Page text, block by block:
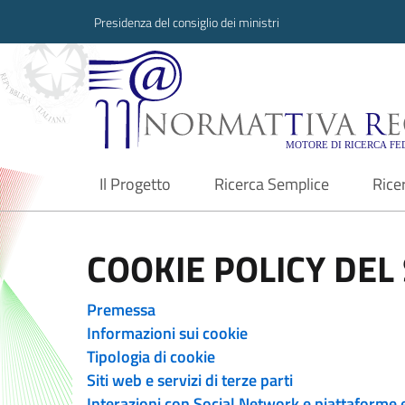
Presidenza del consiglio dei ministri
Normattiva
Il Progetto
current Ricerca Semplice
COOKIE POLICY
Premessa
Informazioni sui cookie
Tipologia di cookie
Siti web e servizi di terze parti